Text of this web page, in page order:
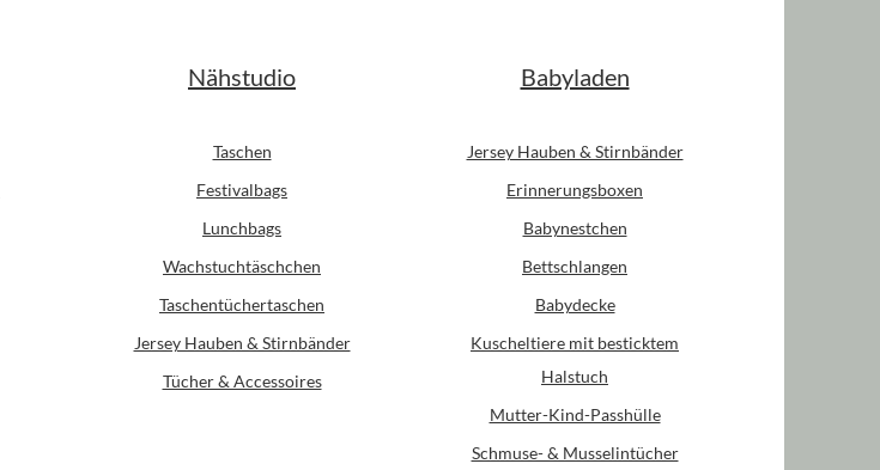
Nähstudio
Taschen
Festivalbags
Lunchbags
Wachstuchtäschchen
Taschentüchertaschen
Jersey Hauben & Stirnbänder
Tücher & Accessoires
Babyladen
Jersey Hauben & Stirnbänder
Erinnerungsboxen
Babynestchen
Bettschlangen
Babydecke
Kuscheltiere mit besticktem
Halstuch
Mutter-Kind-Passhülle
Schmuse- & Musselintücher